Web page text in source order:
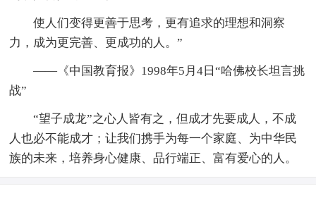
使人们变得更善于思考，更有追求的理想和洞察
力，成为更完善、更成功的人。”
——《中国教育报》1998年5月4日“哈佛校长坦言挑
战”
“望子成龙”之心人皆有之，但成才先要成人，不成
人也必不能成才；让我们携手为每一个家庭、为中华民
族的未来，培养身心健康、品行端正、富有爱心的人。